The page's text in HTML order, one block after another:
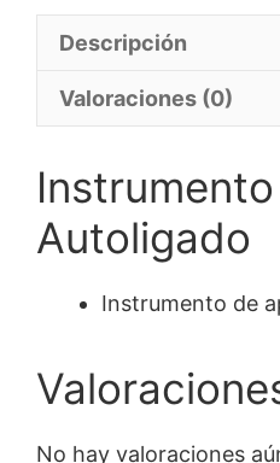
Descripción
Valoraciones (0)
Autoligado
Instrumento de
No hay valoraciones